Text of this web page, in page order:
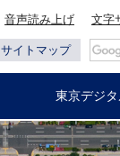
音声読み上げ 文字
サイトマップ
東京デジ